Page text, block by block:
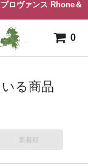
ロヴァンス Rhone＆
0
る商品
新着順